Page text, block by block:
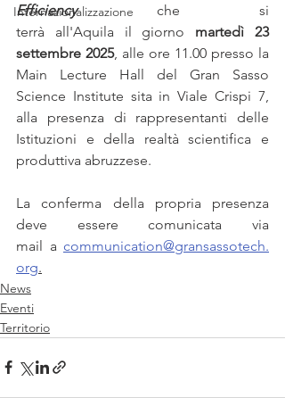
Internazionalizzazione
Efficiency che si
terrà all'Aquila il giorno martedì 23
settembre 2025, alle ore 11.00 presso la
Main Lecture Hall del Gran Sasso
Science Institute sita in Viale Crispi 7,
alla presenza di rappresentanti delle
Istituzioni e della realtà scientifica e
produttiva abruzzese.
La conferma della propria presenza
deve essere comunicata via
mail a communication@gransassotech.
org.
News
Eventi
Territorio